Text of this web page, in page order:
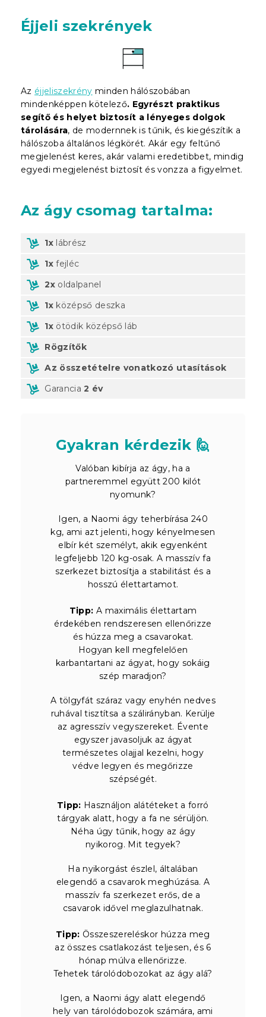
Éjjeli szekrények
Az éjjeliszekrény minden hálószobában
mindenképpen kötelező. Egyrészt praktikus
segítő és helyet biztosít a lényeges dolgok
tárolására, de modernnek is tűnik, és kiegészítik a
hálószoba általános légkörét. Akár egy feltűnő
megjelenést keres, akár valami eredetibbet, mindig
egyedi megjelenést biztosít és vonzza a figyelmet.
Az ágy csomag tartalma:
1x lábrész
1x fejléc
2x oldalpanel
1x középső deszka
1x ötödik középső láb
Rögzítők
Az összetételre vonatkozó utasítások
Garancia 2 év
Gyakran kérdezik 🙋
Valóban kibírja az ágy, ha a
partneremmel együtt 200 kilót
nyomunk?
Igen, a Naomi ágy teherbírása 240
kg, ami azt jelenti, hogy kényelmesen
elbír két személyt, akik egyenként
legfeljebb 120 kg-osak. A masszív fa
szerkezet biztosítja a stabilitást és a
hosszú élettartamot.
Tipp: A maximális élettartam
érdekében rendszeresen ellenőrizze
és húzza meg a csavarokat.
Hogyan kell megfelelően
karbantartani az ágyat, hogy sokáig
szép maradjon?
A tölgyfát száraz vagy enyhén nedves
ruhával tisztítsa a szálirányban. Kerülje
az agresszív vegyszereket. Évente
egyszer javasoljuk az ágyat
természetes olajjal kezelni, hogy
védve legyen és megőrizze
szépségét.
Tipp: Használjon alátéteket a forró
tárgyak alatt, hogy a fa ne sérüljön.
Néha úgy tűnik, hogy az ágy
nyikorog. Mit tegyek?
Ha nyikorgást észlel, általában
elegendő a csavarok meghúzása. A
masszív fa szerkezet erős, de a
csavarok idővel meglazulhatnak.
Tipp: Összeszereléskor húzza meg
az összes csatlakozást teljesen, és 6
hónap múlva ellenőrizze.
Tehetek tárolódobozokat az ágy alá?
Igen, a Naomi ágy alatt elegendő
hely van tárolódobozok számára, ami